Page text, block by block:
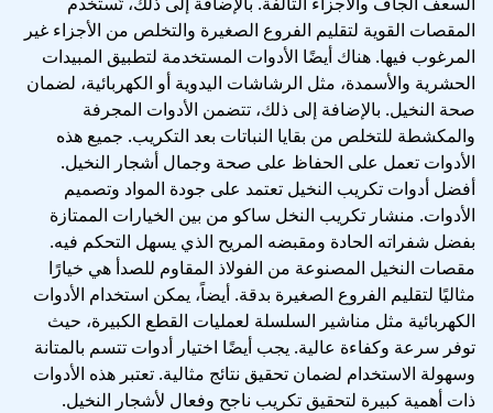
المقصات القوية لتقليم الفروع الصغيرة والتخلص من الأجزاء غير
المرغوب فيها. هناك أيضًا الأدوات المستخدمة لتطبيق المبيدات
الحشرية والأسمدة، مثل الرشاشات اليدوية أو الكهربائية، لضمان
صحة النخيل. بالإضافة إلى ذلك، تتضمن الأدوات المجرفة
والمكشطة للتخلص من بقايا النباتات بعد التكريب. جميع هذه
الأدوات تعمل على الحفاظ على صحة وجمال أشجار النخيل.
أفضل أدوات تكريب النخيل تعتمد على جودة المواد وتصميم
الأدوات. منشار تكريب النخل ساكو من بين الخيارات الممتازة
بفضل شفراته الحادة ومقبضه المريح الذي يسهل التحكم فيه.
مقصات النخيل المصنوعة من الفولاذ المقاوم للصدأ هي خيارًا
مثاليًا لتقليم الفروع الصغيرة بدقة. أيضاً، يمكن استخدام الأدوات
الكهربائية مثل مناشير السلسلة لعمليات القطع الكبيرة، حيث
توفر سرعة وكفاءة عالية. يجب أيضًا اختيار أدوات تتسم بالمتانة
وسهولة الاستخدام لضمان تحقيق نتائج مثالية. تعتبر هذه الأدوات
ذات أهمية كبيرة لتحقيق تكريب ناجح وفعال لأشجار النخيل.